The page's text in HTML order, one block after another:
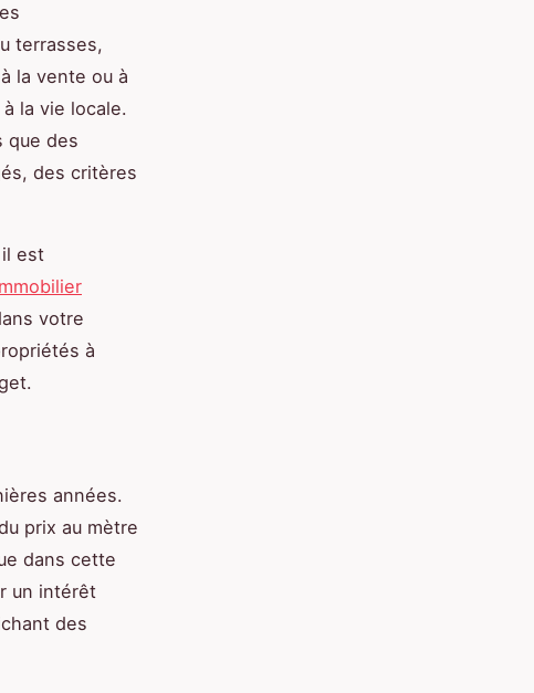
terrasses,
la vente ou à
la vie locale.
que des
des critères
est
votre
à
années.
prix au mètre
dans cette
un intérêt
des